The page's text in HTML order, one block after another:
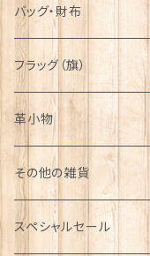
バッグ・財布
フラッグ（旗）
革小物
その他の雑貨
ミニカー
スペシャルセール